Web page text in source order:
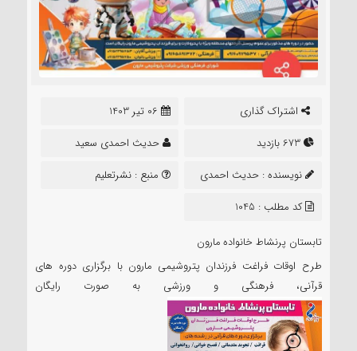
اشتراک گذاری
06 تیر 1403
حدیث احمدی سعید
نویسنده : حدیث احمدی
سعید
منبع : نشرتعلیم
کد مطلب : 1045
تابستان پرنشاط خانواده مارون
طرح اوقات فراغت فرزندان پتروشیمی مارون با برگزاری دوره های
قرآنی، فرهنگی و ورزشی به صورت رایگان